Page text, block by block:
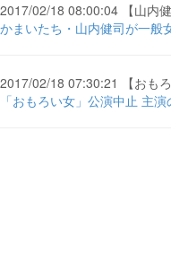
2017/02/18 08:00:04 【山内健
かまいたち・山内健司が一般
2017/02/18 07:30:21 【おもろ
「おもろい女」公演中止 主